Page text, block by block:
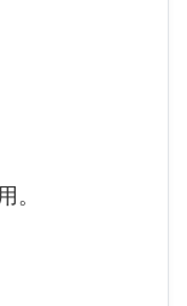
。